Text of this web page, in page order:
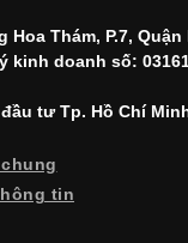
Thám, P.7, Quận
kinh doanh số:
tư Tp. Hồ Chí
tin